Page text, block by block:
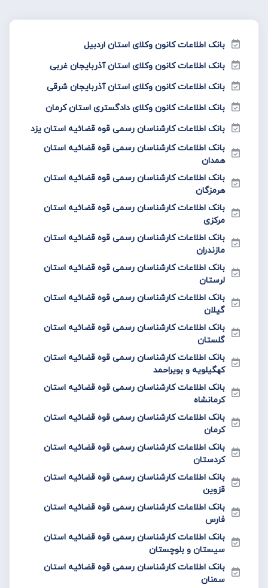
بانک اطلاعات کانون وکلای استان اردبیل
بانک اطلاعات کانون وکلای استان آذربایجان غربی
بانک اطلاعات کانون وکلای استان آذربایجان شرقی
بانک اطلاعات کانون وکلای دادگستری استان کرمان
بانک اطلاعات کارشناسان رسمی قوه قضائیه استان یزد
بانک اطلاعات کارشناسان رسمی قوه قضائیه استان
همدان
بانک اطلاعات کارشناسان رسمی قوه قضائیه استان
هرمزگان
بانک اطلاعات کارشناسان رسمی قوه قضائیه استان
مرکزی
بانک اطلاعات کارشناسان رسمی قوه قضائیه استان
مازندران
بانک اطلاعات کارشناسان رسمی قوه قضائیه استان
لرستان
بانک اطلاعات کارشناسان رسمی قوه قضائیه استان
گیلان
بانک اطلاعات کارشناسان رسمی قوه قضائیه استان
گلستان
بانک اطلاعات کارشناسان رسمی قوه قضائیه استان
کهگیلویه و بویراحمد
بانک اطلاعات کارشناسان رسمی قوه قضائیه استان
کرمانشاه
بانک اطلاعات کارشناسان رسمی قوه قضائیه استان
کرمان
بانک اطلاعات کارشناسان رسمی قوه قضائیه استان
کردستان
بانک اطلاعات کارشناسان رسمی قوه قضائیه استان
قزوین
بانک اطلاعات کارشناسان رسمی قوه قضائیه استان
فارس
بانک اطلاعات کارشناسان رسمی قوه قضائیه استان
سیستان و بلوچستان
بانک اطلاعات کارشناسان رسمی قوه قضائیه استان
سمنان